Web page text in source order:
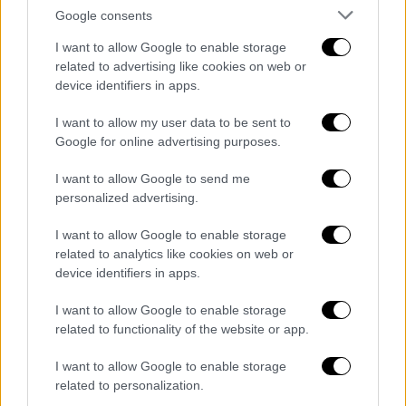
Google consents
I want to allow Google to enable storage
related to advertising like cookies on web or
device identifiers in apps.
I want to allow my user data to be sent to
Google for online advertising purposes.
I want to allow Google to send me
personalized advertising.
I want to allow Google to enable storage
related to analytics like cookies on web or
device identifiers in apps.
I want to allow Google to enable storage
related to functionality of the website or app.
I want to allow Google to enable storage
related to personalization.
παροχή Κρατικής Ενίσχυσης ύψους 120 εκ.
ευρώ ως αποζημίωση μέρους των αμέσων
συναρτώμενων με την πανδημία Covid-19
ζημιών του 2020.
Σε αυτό το πλαίσιο με δήλωσή του ο
πρόεδρος του Διοικητικού Συμβουλίου της
εταιρίας,
Ευτύχης Βασιλάκης
κάνει πρόταση
εξαγοράς των δικαιωμάτων από το Ελληνικό
Γενική Συνέλευση της Aegean που θα
διεξαχθεί το προσεχές διάστημα
υπογραμμίζοντας ότι
τη ρευστότητα και τα κεφάλαια για την
εξαγορά τους, ενώ με αυτό τον τρόπο
κλείνει, και το τελευταίο σκέλος του
ιδιαίτερα επώδυνου κύκλου της πανδημίας,